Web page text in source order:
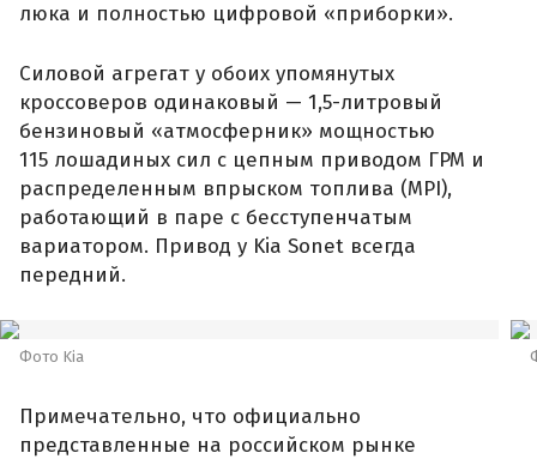
люка и полностью цифровой «приборки».
Силовой агрегат у обоих упомянутых
кроссоверов одинаковый — 1,5-литровый
бензиновый «атмосферник» мощностью
115 лошадиных сил с цепным приводом ГРМ и
распределенным впрыском топлива (MPI),
работающий в паре с бесступенчатым
вариатором. Привод у Kia Sonet всегда
передний.
Фото Kia
Примечательно, что официально
представленные на российском рынке